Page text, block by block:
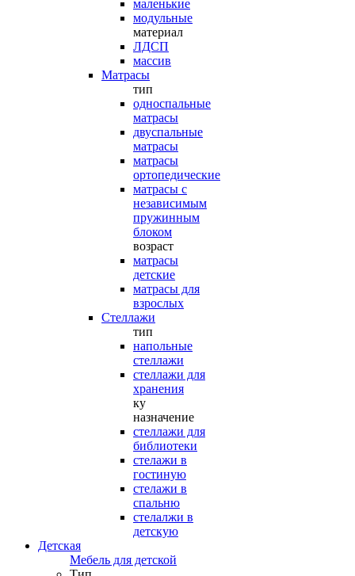
маленькие
модульные
материал
ЛДСП
массив
Матрасы
тип
односпальные
матрасы
двуспальные
матрасы
матрасы
ортопедические
матрасы с
независимым
пружинным
блоком
возраст
матрасы
детские
матрасы для
взрослых
Стеллажи
тип
напольные
стеллажи
стеллажи для
хранения
ку
назначение
стеллажи для
библиотеки
стелажи в
гостиную
стелажи в
спальню
стелалжи в
детскую
Детская
Мебель для детской